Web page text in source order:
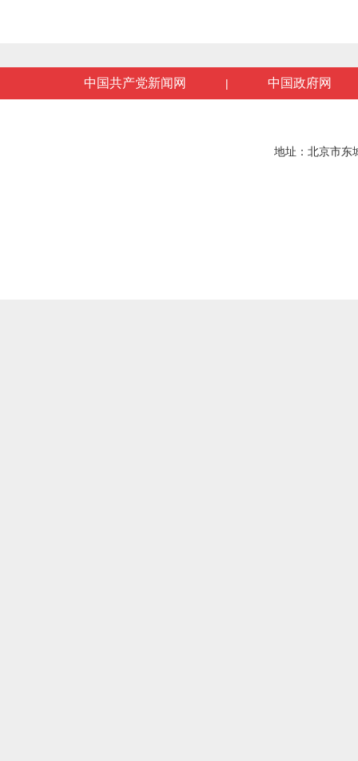
中国共产党新闻网 | 中国政府网
地址：北京市东